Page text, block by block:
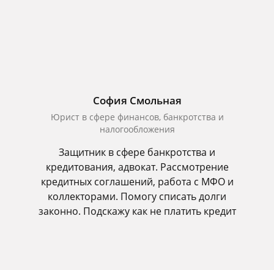
София Смольная
Юрист в сфере финансов, банкротства и
налогообложения
Защитник в сфере банкротства и
кредитования, адвокат. Рассмотрение
кредитных соглашений, работа с МФО и
коллекторами. Помогу списать долги
законно. Подскажу как не платить кредит